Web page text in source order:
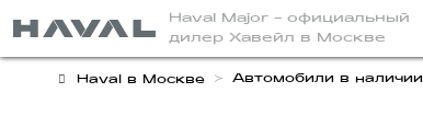
Haval Major - официальный
дилер Хавейл в Москве
Haval в Москве Автомобили в наличии